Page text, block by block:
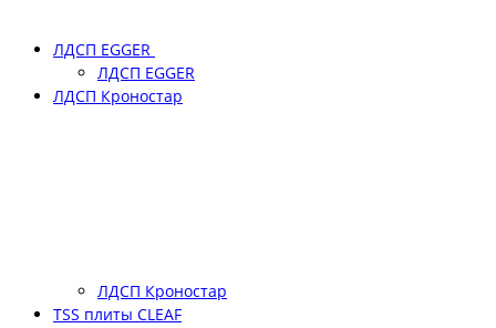
ЛДСП EGGER
ЛДСП EGGER
ЛДСП Кроностар
ЛДСП Кроностар
TSS плиты CLEAF